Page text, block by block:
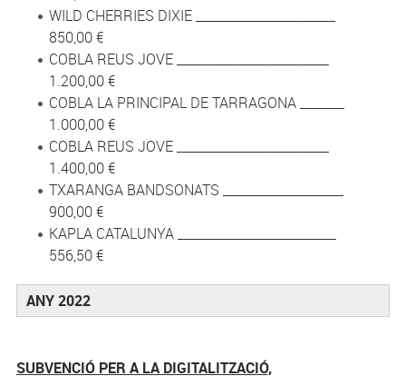
WILD CHERRIES DIXIE ______________________
850,00 €
COBLA REUS JOVE ________________________
1.200,00 €
COBLA LA PRINCIPAL DE TARRAGONA _______
1.000,00 €
COBLA REUS JOVE ________________________
1.400,00 €
TXARANGA BANDSONATS ___________________
900,00 €
KAPLA CATALUNYA _________________________
556,50 €
ANY 2022
SUBVENCIÓ PER A LA DIGITALITZACIÓ,